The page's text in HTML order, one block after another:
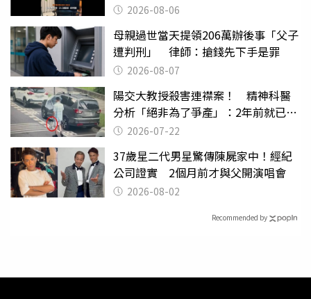
2026-08-06
母親過世當天提領206萬辦後事「父子
遭判刑」 律師：搶錢先下手是罪
2026-08-07
陽交大教授殺害連襟案！ 精神科醫
分析「絕非為了爭產」：2年前就已言
行詭異
2026-07-22
37歲星二代男星驚傳陳屍家中！經紀
公司證實 2個月前才與父開演唱會
2026-08-02
Recommended by